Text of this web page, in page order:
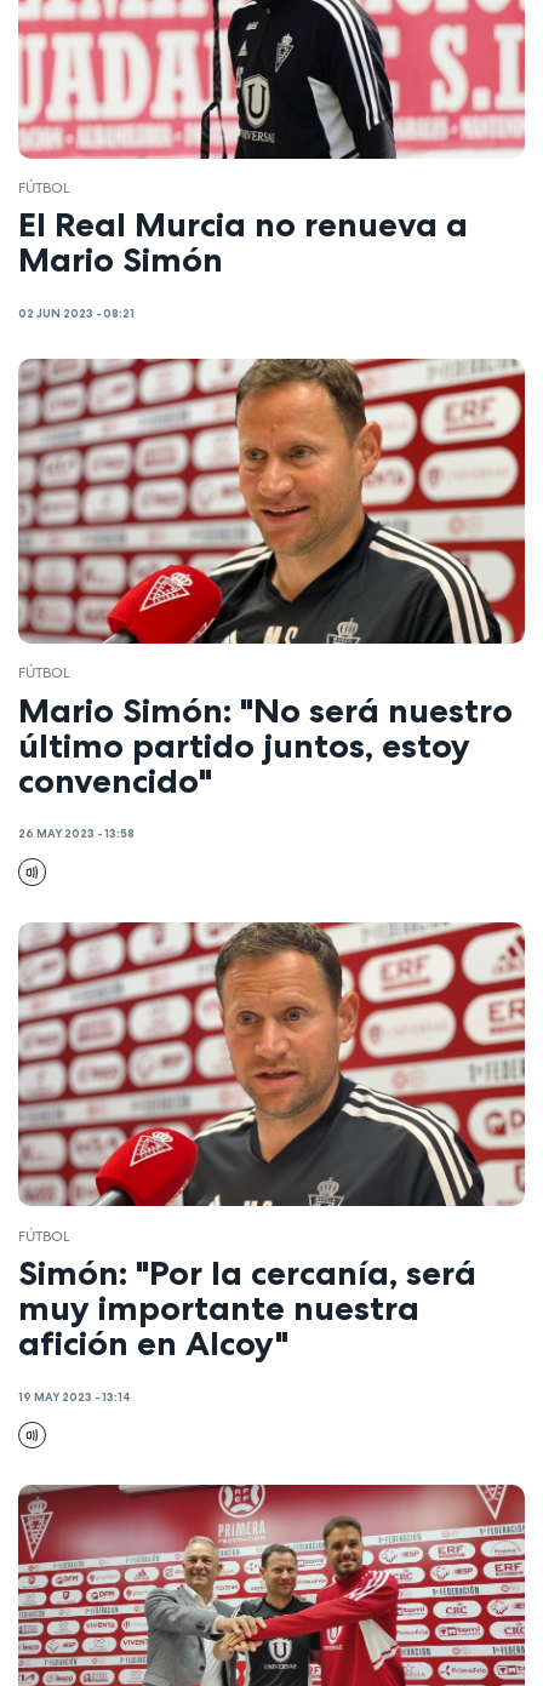
FÚTBOL
El Real Murcia no renueva a
Mario Simón
02 JUN 2023 - 08:21
FÚTBOL
Mario Simón: "No será nuestro
último partido juntos, estoy
convencido"
26 MAY 2023 - 13:58
FÚTBOL
Simón: "Por la cercanía, será
muy importante nuestra
afición en Alcoy"
19 MAY 2023 - 13:14